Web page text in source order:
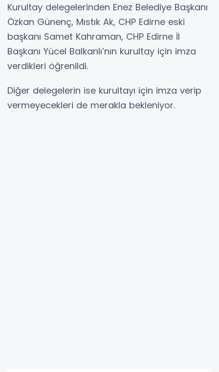
Kurultay delegelerinden Enez Belediye Başkanı
Özkan Günenç, Mıstık Ak, CHP Edirne eski
başkanı Samet Kahraman, CHP Edirne İl
Başkanı Yücel Balkanlı’nın kurultay için imza
verdikleri öğrenildi.
Diğer delegelerin ise kurultayı için imza verip
vermeyecekleri de merakla bekleniyor.